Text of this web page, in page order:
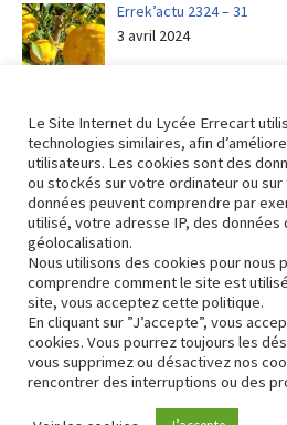
Errek’actu 2324 – 31
3 avril 2024
Retour aux
Nous
Mise à jour page –
Conformité RGPD
Le Site Internet du Lycée Errecart
technologies similaires, afin
utilisateurs. Les cookies sont des
ou stockés sur votre ordinateur ou sur
données peuvent comprendre par
utilisé, votre adresse IP, des données
géolocalisation.
Nous utilisons des cookies pour nous
comprendre comment le site est
site, vous acceptez cette politique.
En cliquant sur ”J’accepte”, vous
cookies. Vous pourrez toujours les
vous supprimez ou désactivez nos
rencontrer des interruptions ou des